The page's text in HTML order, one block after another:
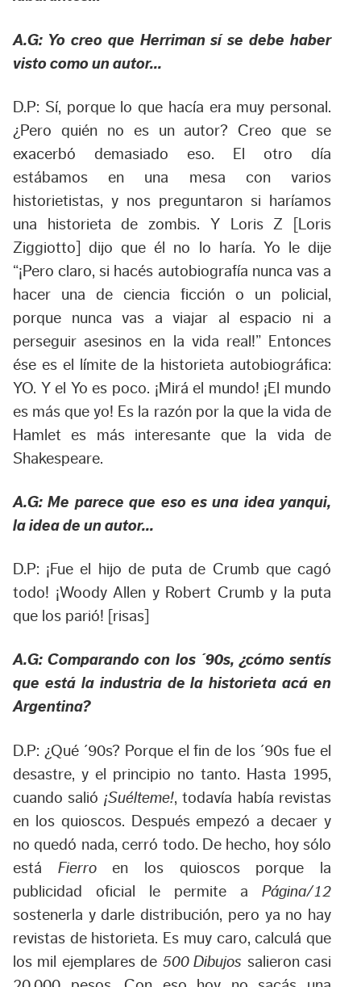
A.G: Yo creo que Herriman sí se debe haber
visto como un autor…
D.P: Sí, porque lo que hacía era muy personal.
¿Pero quién no es un autor? Creo que se
exacerbó demasiado eso. El otro día
estábamos en una mesa con varios
historietistas, y nos preguntaron si haríamos
una historieta de zombis. Y Loris Z [Loris
Ziggiotto] dijo que él no lo haría. Yo le dije
“¡Pero claro, si hacés autobiografía nunca vas a
hacer una de ciencia ficción o un policial,
porque nunca vas a viajar al espacio ni a
perseguir asesinos en la vida real!” Entonces
ése es el límite de la historieta autobiográfica:
YO. Y el Yo es poco. ¡Mirá el mundo! ¡El mundo
es más que yo! Es la razón por la que la vida de
Hamlet es más interesante que la vida de
Shakespeare.
A.G: Me parece que eso es una idea yanqui,
la idea de un autor…
D.P: ¡Fue el hijo de puta de Crumb que cagó
todo! ¡Woody Allen y Robert Crumb y la puta
que los parió! [risas]
A.G: Comparando con los ´90s, ¿cómo sentís
que está la industria de la historieta acá en
Argentina?
D.P: ¿Qué ´90s? Porque el fin de los ´90s fue el
desastre, y el principio no tanto. Hasta 1995,
cuando salió ¡Suélteme!, todavía había revistas
en los quioscos. Después empezó a decaer y
no quedó nada, cerró todo. De hecho, hoy sólo
está Fierroen los quioscos porque la
publicidad oficial le permite a Página/12
sostenerla y darle distribución, pero ya no hay
revistas de historieta. Es muy caro, calculá que
los mil ejemplares de 500 Dibujos salieron casi